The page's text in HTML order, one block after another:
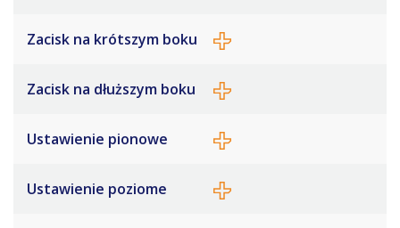
Zacisk na krótszym boku
Zacisk na dłuższym boku
Ustawienie pionowe
Ustawienie poziome